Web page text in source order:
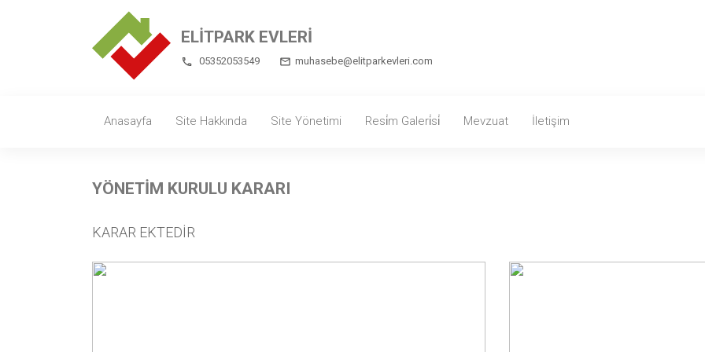
ELİTPARK EVLERİ
05352053549 muhasebe@elitparkevleri.com
Anasayfa Site Hakkında Site Yönetimi Resi̇m Galeri̇si̇ Mevzuat İletişim
YÖNETİM KURULU KARARI
KARAR EKTEDİR